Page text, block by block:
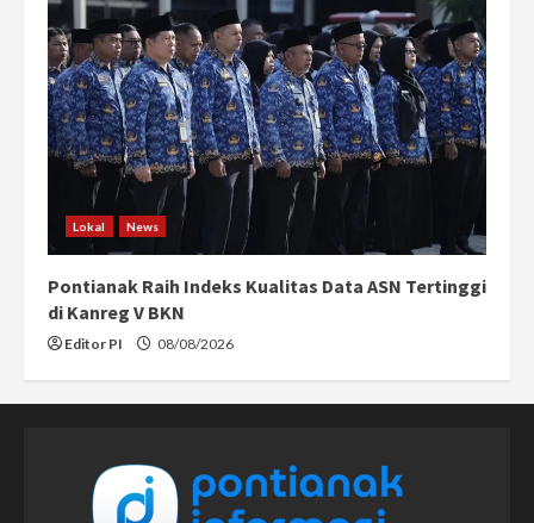
Lokal News
Pontianak Raih Indeks Kualitas Data ASN Tertinggi
di Kanreg V BKN
Editor PI 08/08/2026